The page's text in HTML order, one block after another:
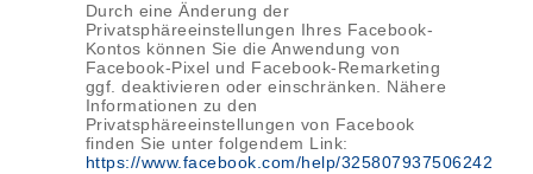
Durch eine Änderung der
Privatsphäreeinstellungen Ihres Facebook-
Kontos können Sie die Anwendung von
Facebook-Pixel und Facebook-Remarketing
ggf. deaktivieren oder einschränken. Nähere
Informationen zu den
Privatsphäreeinstellungen von Facebook
finden Sie unter folgendem Link:
https://www.facebook.com/help/325807937506242